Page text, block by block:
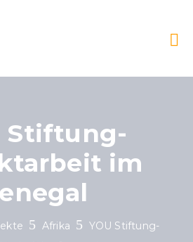
Stiftung-
im
Afrika
YOU Stiftung-